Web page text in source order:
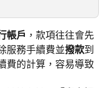
帳戶 ，款項往往會先
服務手續費並撥款到
費的計算，容易導致